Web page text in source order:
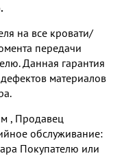
на все кровати/
передачи
Данная гарантия
материалов
, Продавец
обслуживание:
Покупателю или